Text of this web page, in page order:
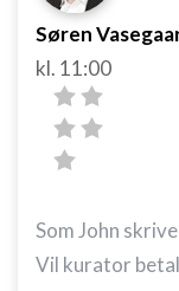
Søren
kl. 11:00
Som John
Vil kurator